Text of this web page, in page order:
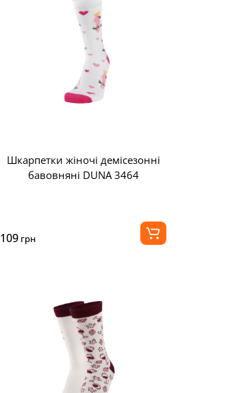
Шкарпетки жіночі демісезонні
бавовняні DUNA 3464
109 грн